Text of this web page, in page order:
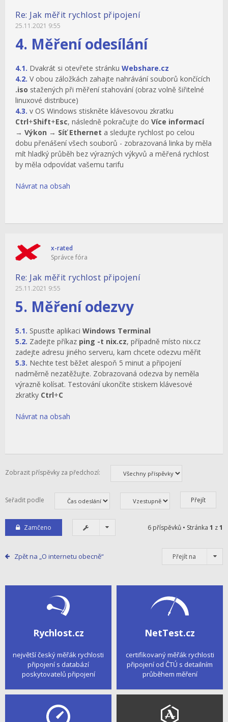
Re: Jak měřit rychlost připojení
25.11.2021 9:55
4. Měření odesílání
4.1. Dvakrát si otevřete stránku Webshare.cz
4.2. V obou záložkách zahajte nahrávání souborů končících
.iso stažených při měření stahování (obraz volně šiřitelné
linuxové distribuce)
4.3. v OS Windows stiskněte klávesovou zkratku
Ctrl+Shift+Esc, následně pokračujte do Více informací
→ Výkon → Síť Ethernet a sledujte rychlost po celou
dobu přenášení všech souborů - zobrazovaná linka by měla
mít hladký průběh bez výrazných výkyvů a měřená rychlost
by měla odpovídat vašemu tarifu
Návrat na obsah
x-rated
Správce fóra
Re: Jak měřit rychlost připojení
25.11.2021 9:55
5. Měření odezvy
5.1. Spusťte aplikaci Windows Terminal
5.2. Zadejte příkaz ping -t nix.cz, případně místo nix.cz
zadejte adresu jiného serveru, kam chcete odezvu měřit
5.3. Nechte test běžet alespoň 5 minut a připojení
nadměrně nezatěžujte. Zobrazovaná odezva by neměla
výrazně kolísat. Testování ukončíte stiskem klávesové
zkratky Ctrl+C
Návrat na obsah
Zobrazit příspěvky za předchozí:
Seřadit podle
Zamčeno 6 příspěvků • Stránka 1 z1
Zpět na „O internetu obecně“ Přejít na
Rychlost.cz
největší český měřák rychlosti
připojení s databází
poskytovatelů připojení
NetTest.cz
certifikovaný měřák rychlosti
připojení od ČTÚ s detailním
průběhem měření